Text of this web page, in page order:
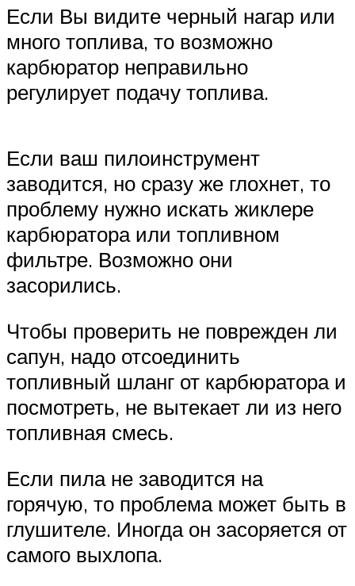
Если Вы видите черный нагар или
много топлива, то возможно
карбюратор неправильно
регулирует подачу топлива.
Если ваш пилоинструмент
заводится, но сразу же глохнет, то
проблему нужно искать жиклере
карбюратора или топливном
фильтре. Возможно они
засорились.
Чтобы проверить не поврежден ли
сапун, надо отсоединить
топливный шланг от карбюратора и
посмотреть, не вытекает ли из него
топливная смесь.
Если пила не заводится на
горячую, то проблема может быть в
глушителе. Иногда он засоряется от
самого выхлопа.